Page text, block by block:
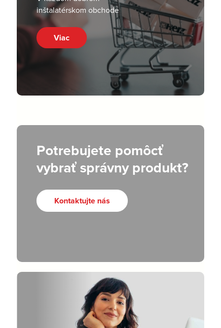
inštalatérskom obchode
Viac
Potrebujete pomôcť
vybrať správny produkt?
Kontaktujte nás